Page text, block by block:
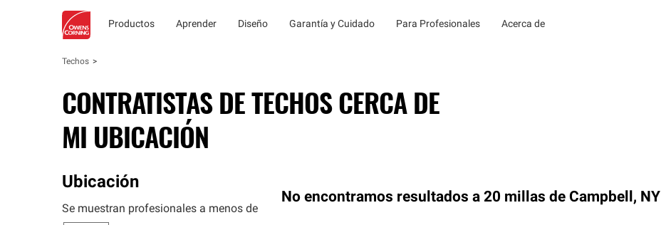
Productos Aprender Diseño Garantía y Cuidado Para Profesionales Acerca de
Techos
CONTRATISTAS DE TECHOS CERCA DE
MI UBICACIÓN
Ubicación
Se muestran profesionales a menos de
No encontramos resultados a 20 millas de Campbell, NY